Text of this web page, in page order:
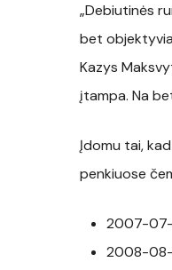
„Debiutinės
bet
Kazys
įtampa. Na
Įdomu tai,
penkiuose
2007-07-
2008-08-